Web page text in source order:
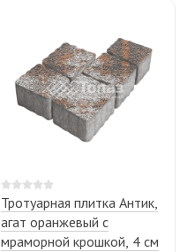
Тротуарная плитка Антик,
агат оранжевый с
мраморной крошкой, 4 см